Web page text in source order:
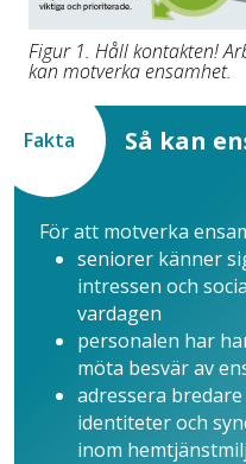
Figur 1. Håll kontakten!
kan motverka ensamhet.
Fakta Så kan
För att motverka
seniorer känner
intressen och
vardagen
personalen har
möta besvär av
adressera
identiteter och
inom